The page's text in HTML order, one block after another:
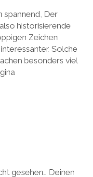
spannend, Der
historisierende
Zeichen
Solche
besonders viel
gesehen… Deinen